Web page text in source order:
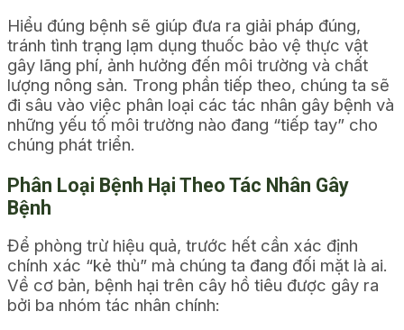
Hiểu đúng bệnh sẽ giúp đưa ra giải pháp đúng,
tránh tình trạng lạm dụng thuốc bảo vệ thực vật
gây lãng phí, ảnh hưởng đến môi trường và chất
lượng nông sản. Trong phần tiếp theo, chúng ta sẽ
đi sâu vào việc phân loại các tác nhân gây bệnh và
những yếu tố môi trường nào đang “tiếp tay” cho
chúng phát triển.
Phân Loại Bệnh Hại Theo Tác Nhân Gây
Bệnh
Để phòng trừ hiệu quả, trước hết cần xác định
chính xác “kẻ thù” mà chúng ta đang đối mặt là ai.
Về cơ bản, bệnh hại trên cây hồ tiêu được gây ra
bởi ba nhóm tác nhân chính: